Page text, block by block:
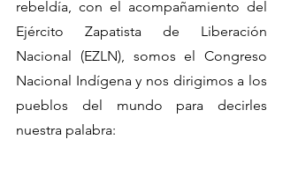
rebeldía, con el acompañamiento del
Ejército Zapatista de Liberación
Nacional (EZLN), somos el Congreso
Nacional Indígena y nos dirigimos a los
pueblos del mundo para decirles
nuestra palabra: